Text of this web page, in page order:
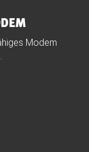
Modem